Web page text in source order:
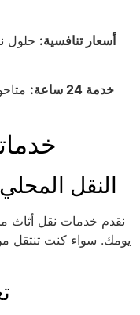
أسعار تنافسية: حلول
خدمة 24 ساعة:
1. النقل
نقدم خدمات نقل أثاث
يومك. سواء كنت تنتقل